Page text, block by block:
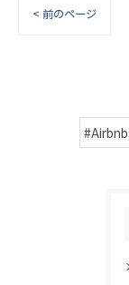
< 前のページ
#Airbnb